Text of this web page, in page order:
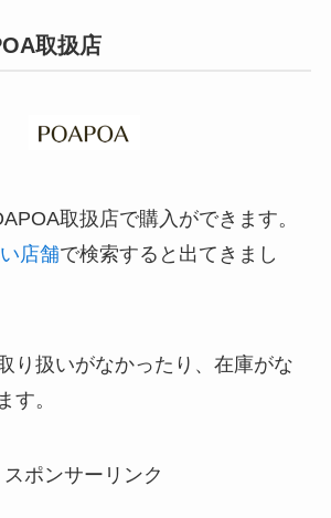
取扱店
取扱店で購入ができます。
店舗で検索すると出てきまし
り扱いがなかったり、在庫がな
す。
スポンサーリンク